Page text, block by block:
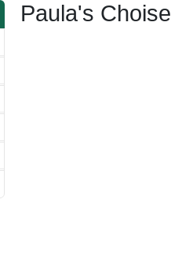
Paula's Choise